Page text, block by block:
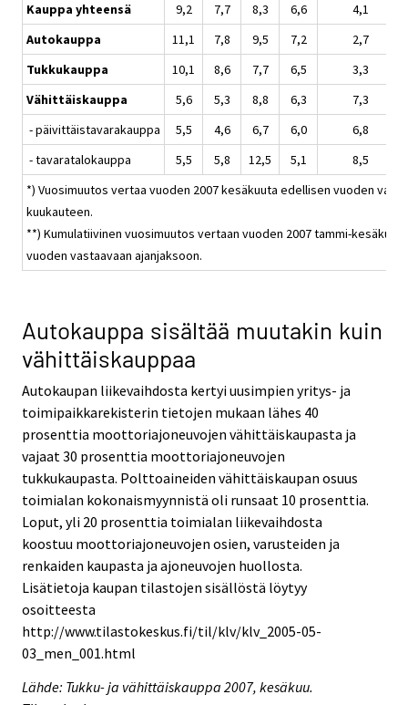
Kauppa yhteensä 9,2 7,7 8,3 6,6
4,1
Autokauppa
11,1 7,8 9,5 7,2
2,7
Tukkukauppa
10,1 8,6 7,7 6,5
3,3
Vähittäiskauppa
5,6 5,3 8,8 6,3
7,3
- päivittäistavarakauppa
5,5 4,6 6,7 6,0
6,8
- tavaratalokauppa
5,5 5,8 12,5 5,1
8,5
*) Vuosimuutos vertaa vuoden 2007 kesäkuuta edellisen vuoden
kuukauteen.
**) Kumulatiivinen vuosimuutos vertaan vuoden 2007 tammi-
vuoden vastaavaan ajanjaksoon.
Autokauppa sisältää muutakin kuin
vähittäiskauppaa
Autokaupan liikevaihdosta kertyi uusimpien yritys- ja
toimipaikkarekisterin tietojen mukaan lähes 40
prosenttia moottoriajoneuvojen vähittäiskaupasta ja
vajaat 30 prosenttia moottoriajoneuvojen
tukkukaupasta. Polttoaineiden vähittäiskaupan osuus
toimialan kokonaismyynnistä oli runsaat 10 prosenttia.
Loput, yli 20 prosenttia toimialan liikevaihdosta
koostuu moottoriajoneuvojen osien, varusteiden ja
renkaiden kaupasta ja ajoneuvojen huollosta.
Lisätietoja kaupan tilastojen sisällöstä löytyy
osoitteesta
http://www.tilastokeskus.fi/til/klv/klv_2005-05-
03_men_001.html
Lähde: Tukku- ja vähittäiskauppa 2007, kesäkuu.